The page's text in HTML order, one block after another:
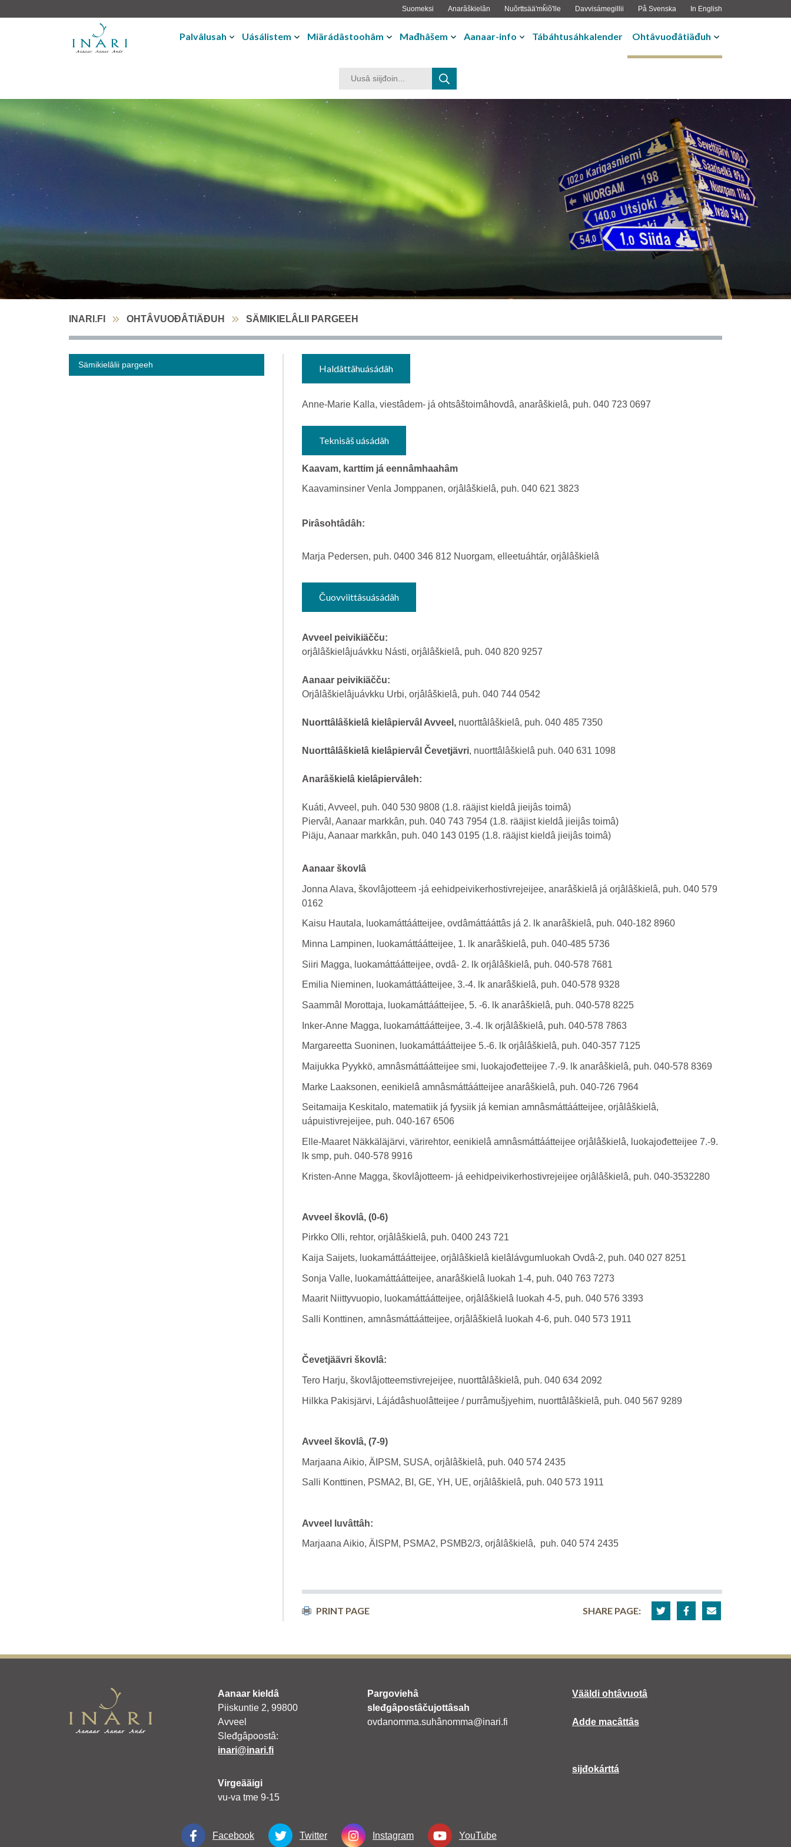
Suomeksi Anarâškielân Nuõrttsääʹmǩiõʹlle Davvisámegillii På Svenska In English
Palvâlusah Uásálistem Miärádâstoohâm Mađhâšem Aanaar-info Tábáhtusáhkalender Ohtâvuođâtiäđuh
INARI.FI OHTÂVUOĐÂTIÄĐUH SÄMIKIELÂLII PARGEEH
Sämikielâlii pargeeh Haldâttâhuásádâh
Anne-Marie Kalla, viestâdem- já ohtsâštoimâhovdâ, anarâškielâ, puh. 040 723 0697
Teknisâš uásádâh
Kaavam, karttim já eennâmhaahâm
Kaavaminsiner Venla Jomppanen, orjâlâškielâ, puh. 040 621 3823
Pirâsohtâdâh:
Marja Pedersen, puh. 0400 346 812 Nuorgam, elleetuáhtár, orjâlâškielâ
Čuovviittâsuásádâh
Avveel peivikiäčču:
orjâlâškielâjuávkku Násti, orjâlâškielâ, puh. 040 820 9257
Aanaar peivikiäčču:
Orjâlâškielâjuávkku Urbi, orjâlâškielâ, puh. 040 744 0542
Nuorttâlâškielâ kielâpiervâl Avveel, nuorttâlâškielâ, puh. 040 485 7350
Nuorttâlâškielâ kielâpiervâl Čevetjävri, nuorttâlâškielâ puh. 040 631 1098
Anarâškielâ kielâpiervâleh:
Kuáti, Avveel, puh. 040 530 9808 (1.8. rääjist kieldâ jieijâs toimâ)
Piervâl, Aanaar markkân, puh. 040 743 7954 (1.8. rääjist kieldâ jieijâs toimâ)
Piäju, Aanaar markkân, puh. 040 143 0195 (1.8. rääjist kieldâ jieijâs toimâ)
Aanaar škovlâ
Jonna Alava, škovlâjotteem -já eehidpeivikerhostivrejeijee, anarâškielâ já orjâlâškielâ, puh. 040 579
0162
Kaisu Hautala, luokamáttáátteijee, ovdâmáttááttâs já 2. lk anarâškielâ, puh. 040-182 8960
Minna Lampinen, luokamáttáátteijee, 1. lk anarâškielâ, puh. 040-485 5736
Siiri Magga, luokamáttáátteijee, ovdâ- 2. lk orjâlâškielâ, puh. 040-578 7681
Emilia Nieminen, luokamáttáátteijee, 3.-4. lk anarâškielâ, puh. 040-578 9328
Saammâl Morottaja, luokamáttáátteijee, 5. -6. lk anarâškielâ, puh. 040-578 8225
Inker-Anne Magga, luokamáttáátteijee, 3.-4. lk orjâlâškielâ, puh. 040-578 7863
Margareetta Suoninen, luokamáttáátteijee 5.-6. lk orjâlâškielâ, puh. 040-357 7125
Maijukka Pyykkö, amnâsmáttáátteijee smi, luokajođetteijee 7.-9. lk anarâškielâ, puh. 040-578 8369
Marke Laaksonen, eenikielâ amnâsmáttáátteijee anarâškielâ, puh. 040-726 7964
Seitamaija Keskitalo, matematiik já fyysiik já kemian amnâsmáttáátteijee, orjâlâškielâ,
uápuistivrejeijee, puh. 040-167 6506
Elle-Maaret Näkkäläjärvi, värirehtor, eenikielâ amnâsmáttáátteijee orjâlâškielâ, luokajođetteijee 7.-9.
lk smp, puh. 040-578 9916
Kristen-Anne Magga, škovlâjotteem- já eehidpeivikerhostivrejeijee orjâlâškielâ, puh. 040-3532280
Avveel škovlâ, (0-6)
Pirkko Olli, rehtor, orjâlâškielâ, puh. 0400 243 721
Kaija Saijets, luokamáttáátteijee, orjâlâškielâ kielâlávgumluokah Ovdâ-2, puh. 040 027 8251
Sonja Valle, luokamáttáátteijee, anarâškielâ luokah 1-4, puh. 040 763 7273
Maarit Niittyvuopio, luokamáttáátteijee, orjâlâškielâ luokah 4-5, puh. 040 576 3393
Salli Konttinen, amnâsmáttáátteijee, orjâlâškielâ luokah 4-6, puh. 040 573 1911
Čevetjäävri škovlâ:
Tero Harju, škovlâjotteemstivrejeijee, nuorttâlâškielâ, puh. 040 634 2092
Hilkka Pakisjärvi, Lájádâshuolâtteijee / purrâmušjyehim, nuorttâlâškielâ, puh. 040 567 9289
Avveel škovlâ, (7-9)
Marjaana Aikio, ÄIPSM, SUSA, orjâlâškielâ, puh. 040 574 2435
Salli Konttinen, PSMA2, BI, GE, YH, UE, orjâlâškielâ, puh. 040 573 1911
Avveel luvâttâh:
Marjaana Aikio, ÄISPM, PSMA2, PSMB2/3, orjâlâškielâ, puh. 040 574 2435
PRINT PAGE SHARE PAGE:
Aanaar kieldâ
Piiskuntie 2, 99800
Avveel
Sleđgâpoostâ:
inari@inari.fi
Virgeääigi
vu-va tme 9-15
Pargoviehâ
sleđgâpostâčujottâsah
ovdanomma.suhânomma@inari.fi
Vääldi ohtâvuotâ
Adde macâttâs
sijđokárttá
Facebook Twitter Instagram YouTube